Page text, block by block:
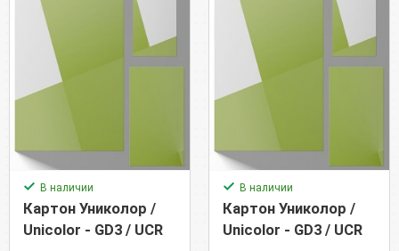
В наличии
Картон Униколор /
Unicolor - GD3 / UCR
В наличии
Картон Униколор /
Unicolor - GD3 / UCR